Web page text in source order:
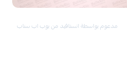
مدعوم بواسطة انستافيد من بوب اب سناب